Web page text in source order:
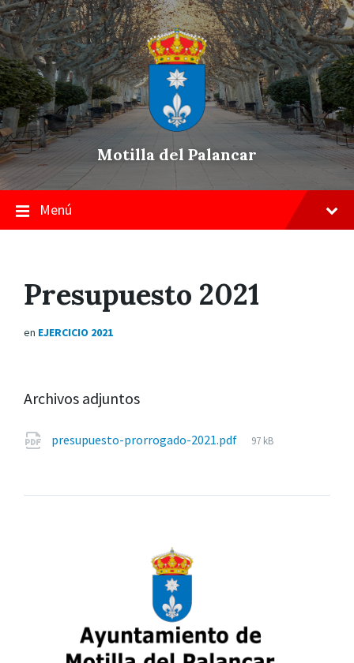
Skip
to
content
Saltar
a
la
navegación
principal
Saltar
a
pie
de
página
Motilla del Palancar
Menú
Presupuesto 2021
en EJERCICIO 2021
Archivos adjuntos
presupuesto-prorrogado-2021.pdf
Tamaño
97 kB